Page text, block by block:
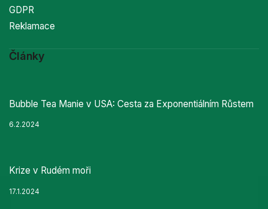
GDPR
Reklamace
Články
Bubble Tea Manie v USA: Cesta za Exponentiálním Růstem
6.2.2024
Krize v Rudém moři
17.1.2024